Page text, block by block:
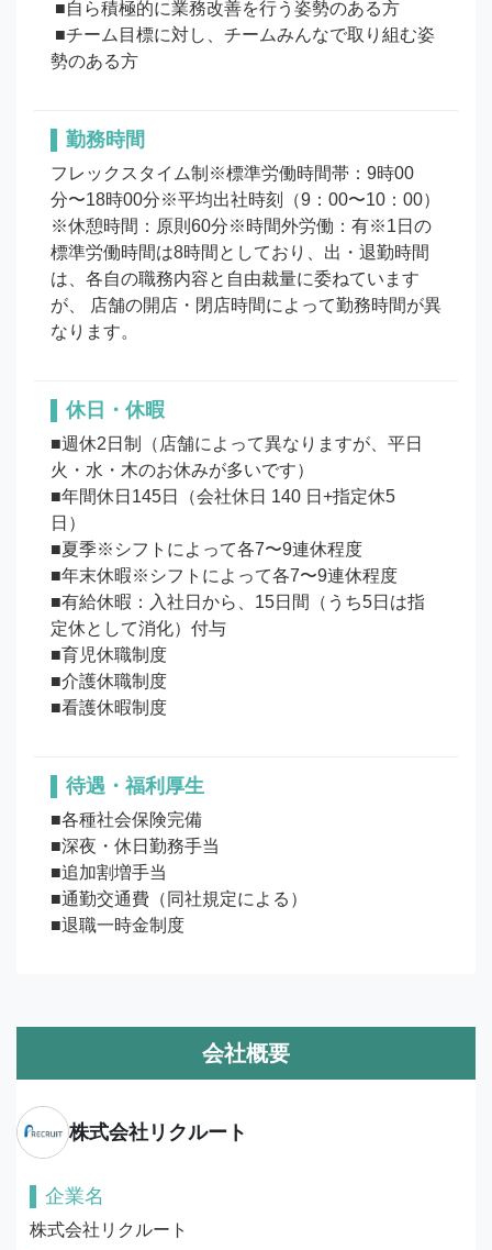
勤務時間
フレックスタイム制※標準労働時間帯：9時00
分〜18時00分※平均出社時刻（9：00〜10：00）
※休憩時間：原則60分※時間外労働：有※1日の
標準労働時間は8時間としており、出・退勤時間
は、各自の職務内容と自由裁量に委ねています
が、 店舗の開店・閉店時間によって勤務時間が異
なります。
休日・休暇
■週休2日制（店舗によって異なりますが、平日
火・水・木のお休みが多いです）
■年間休日145日（会社休日 140 日+指定休5
日）
■夏季※シフトによって各7〜9連休程度
■年末休暇※シフトによって各7〜9連休程度
■有給休暇：入社日から、15日間（うち5日は指
定休として消化）付与
■育児休職制度
■介護休職制度
待遇・福利厚生
■各種社会保険完備
■深夜・休日勤務手当
■追加割増手当
■通勤交通費（同社規定による）
■退職一時金制度
会社概要
株式会社リクルート
企業名
株式会社リクルート